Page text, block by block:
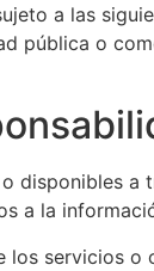
a las
pública o
disponibles
a la
los servicios